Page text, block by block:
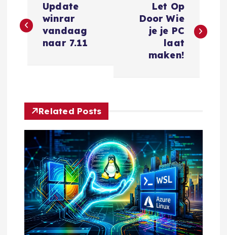
e
c
h
t
n
a
v
Update
winrar
vandaag
naar 7.11
Let Op
Door Wie
je je PC
laat
maken!
Related Posts